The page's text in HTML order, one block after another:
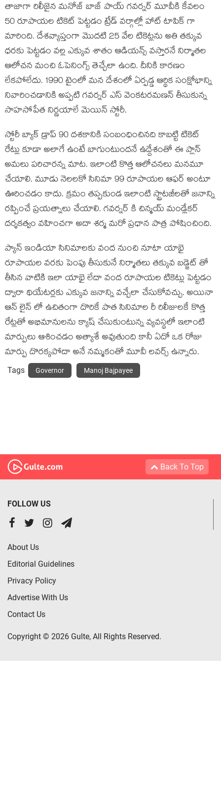
తాజాగా రిలీజైన మనోజ్ బాజ్ పాయ్ గవర్నర్ మూవీకి కేవలం
50 రూపాయల టికెట్ పెట్టడం ట్రేడ్ వర్గాల్లో హాట్ టాపిక్ గా
మారింది. దేశవ్యాప్తంగా మొదటి 25 వేల టికెట్లను అతి తక్కువ
ధరకు పెట్టడం వల్ల ఎక్కువ శాతం ఆడియన్స్ వస్తారనే నిర్మాతల
ఆలోచన మంచి ఓపెనింగ్స్ తెచ్చేలా ఉంది. దీనికి కారణం
లేకపోలేదు. 1990 టైంలో మన దేశంలో ఏర్పడ్డ ఆర్థిక సంక్షోభాన్ని
నివారించడానికి అప్పటి గవర్నర్ ఎస్ వెంకటరమణన్ తీసుకున్న
సాహసోపేత నిర్ణయాలే మెయిన్ స్టోరీ.
స్టోరీ బ్యాక్ డ్రాప్ 90 దశకానికి సంబంధించినది కాబట్టి టికెట్
రేట్లు కూడా అలాగే ఉంటే బాగుంటుందనే ఉద్దేశంతో ఈ ప్లాన్
అమలు పరిచారన్న మాట. ఇలాంటి కొత్త ఆలోచనలు మనమూ
చేయాలి. మూడు నెలలకో సినిమా 99 రూపాయల ఆఫర్ అంటూ
ఊరించడం కాదు. క్రమం తప్పకుండ ఇలాంటి స్ట్రాటజీలతో జనాన్ని
రప్పించే ప్రయత్నాలు చేయాలి. గవర్నర్ కి చిన్మయ్ మండ్లేకర్
దర్శకత్వం వహించగా అదా శర్మ మరో ప్రధాన పాత్ర పోషించింది.
ప్యాన్ ఇండియా సినిమాలకు వంద నుంచి నూటా యాభై
రూపాయల వరకు పెంపు తీసుకునే నిర్మాతలు తక్కువ బడ్జెట్ తో
తీసిన వాటికి ఇలా యాభై లేదా వంద రూపాయల టికెట్లు పెట్టడం
ద్వారా థియేటర్లకు ఎక్కువ జనాన్ని వచ్చేలా చేసుకోవచ్చు. అయినా
ఆన్ లైన్ లో ఉచితంగా దొరికే పాత సినిమాల రీ రిలీజులకే కొత్త
రేట్లతో అభిమానులను క్యాష్ చేసుకుంటున్న వ్యవస్థలో ఇలాంటి
మార్పులు ఆశించడం అత్యాశే అవుతుంది కానీ ఏదో ఒక రోజు
మార్పు దొరక్కపోదా అనే నమ్మకంతో మూవీ లవర్స్ ఉన్నారు.
Tags Governor Manoj Bajpayee
Back To Top
FOLLOW US
About Us
Editorial Guidelines
Privacy Policy
Advertise With Us
Contact Us
Copyright © 2026 Gulte, All Rights Reserved.